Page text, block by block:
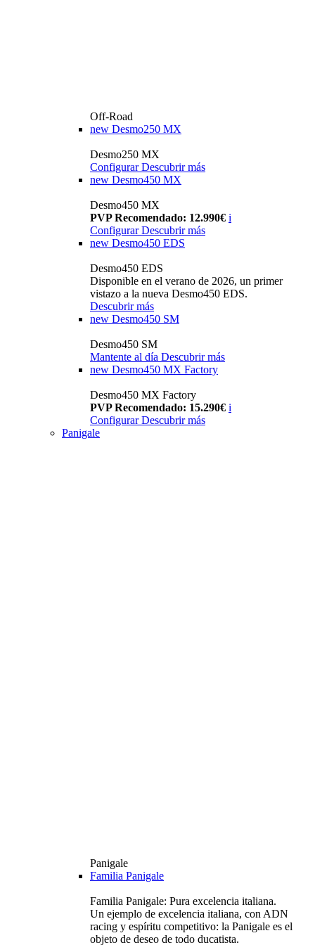
Off-Road
new Desmo250 MX
Desmo250 MX
Configurar Descubrir más
new Desmo450 MX
Desmo450 MX
PVP Recomendado: 12.990€ i
Configurar Descubrir más
new Desmo450 EDS
Desmo450 EDS
Disponible en el verano de 2026, un primer
vistazo a la nueva Desmo450 EDS.
Descubrir más
new Desmo450 SM
Desmo450 SM
Mantente al día Descubrir más
new Desmo450 MX Factory
Desmo450 MX Factory
PVP Recomendado: 15.290€ i
Configurar Descubrir más
Panigale
Panigale
Familia Panigale
Familia Panigale: Pura excelencia italiana.
Un ejemplo de excelencia italiana, con ADN
racing y espíritu competitivo: la Panigale es el
objeto de deseo de todo ducatista.